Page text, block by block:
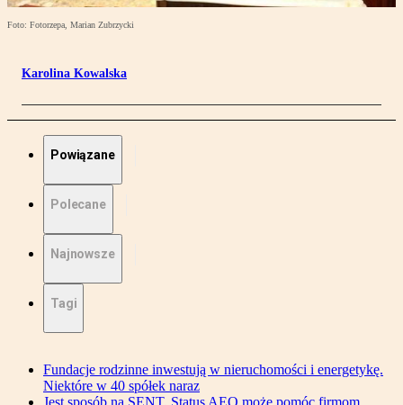
Foto: Fotorzepa, Marian Zubrzycki
Karolina Kowalska
Powiązane
Polecane
Najnowsze
Tagi
Fundacje rodzinne inwestują w nieruchomości i energetykę.
Niektóre w 40 spółek naraz
Jest sposób na SENT. Status AEO może pomóc firmom